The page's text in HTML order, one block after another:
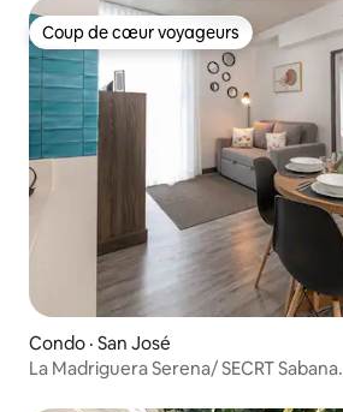
Coup de cœur voyageurs
Coup de cœur voyageurs
Condo · San José
La Madriguera Serena/ SECRT Sabana.